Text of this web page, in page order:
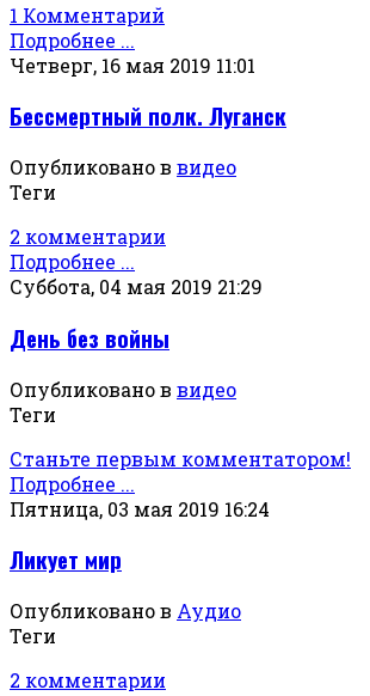
1 Комментарий
Подробнее ...
Четверг, 16 мая 2019 11:01
Бессмертный полк. Луганск
Опубликовано в видео
Теги
2 комментарии
Подробнее ...
Суббота, 04 мая 2019 21:29
День без войны
Опубликовано в видео
Теги
Станьте первым комментатором!
Подробнее ...
Пятница, 03 мая 2019 16:24
Ликует мир
Опубликовано в Аудио
Теги
2 комментарии